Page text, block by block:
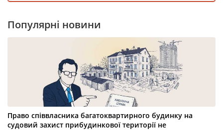
Популярні новини
Право співвласника багатоквартирного будинку на
судовий захист прибудинкової території не